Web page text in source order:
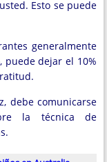
Esto se puede
generalmente
dejar el 10%
debe comunicarse
la técnica de